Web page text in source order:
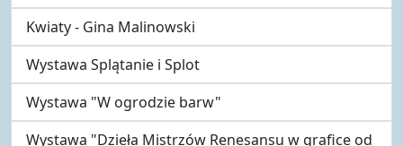
Kwiaty - Gina Malinowski
Wystawa Splątanie i Splot
Wystawa "W ogrodzie barw"
Wystawa "Dzieła Mistrzów Renesansu w grafice od